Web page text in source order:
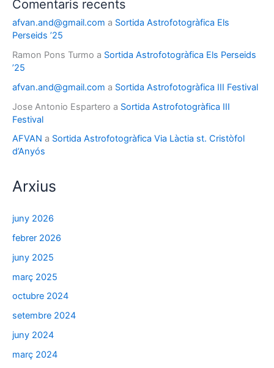
Comentaris recents
afvan.and@gmail.com a Sortida Astrofotogràfica Els
Perseids ’25
Ramon Pons Turmo a Sortida Astrofotogràfica Els Perseids
’25
afvan.and@gmail.com a Sortida Astrofotogràfica III Festival
Jose Antonio Espartero a Sortida Astrofotogràfica III
Festival
AFVAN a Sortida Astrofotogràfica Via Làctia st. Cristòfol
d’Anyós
Arxius
juny 2026
febrer 2026
juny 2025
març 2025
octubre 2024
setembre 2024
juny 2024
març 2024